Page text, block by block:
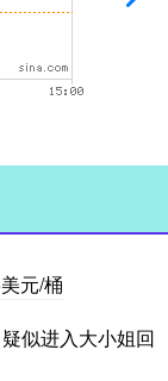
元/桶
似进入大小姐回